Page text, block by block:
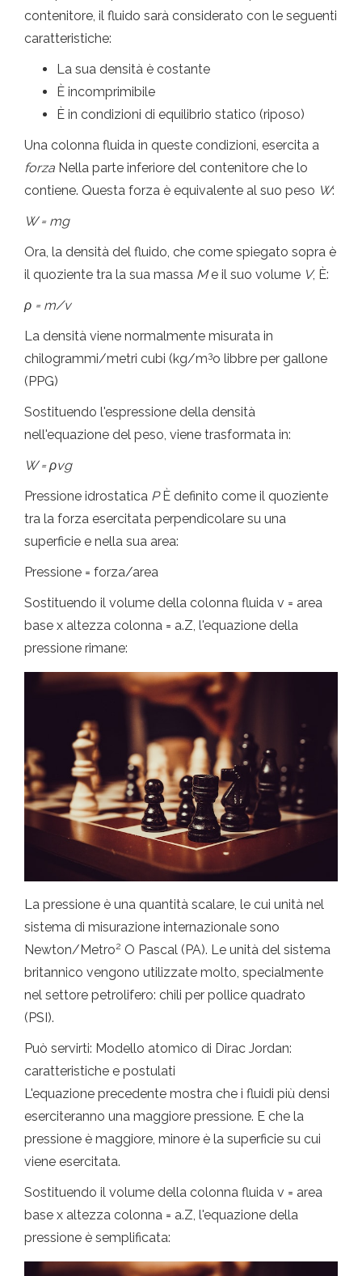
contenitore, il fluido sarà considerato con le seguenti
caratteristiche:
La sua densità è costante
È incomprimibile
È in condizioni di equilibrio statico (riposo)
Una colonna fluida in queste condizioni, esercita a
forza Nella parte inferiore del contenitore che lo
contiene. Questa forza è equivalente al suo peso W:
W = mg
Ora, la densità del fluido, che come spiegato sopra è
il quoziente tra la sua massa Me il suo volume V, È:
ρ = m/v
La densità viene normalmente misurata in
chilogrammi/metri cubi (kg/m3o libbre per gallone
(PPG)
Sostituendo l'espressione della densità
nell'equazione del peso, viene trasformata in:
W = ρvg
Pressione idrostatica PÈ definito come il quoziente
tra la forza esercitata perpendicolare su una
superficie e nella sua area:
Pressione = forza/area
Sostituendo il volume della colonna fluida v = area
base x altezza colonna = a.Z, l'equazione della
pressione rimane:
La pressione è una quantità scalare, le cui unità nel
sistema di misurazione internazionale sono
Newton/Metro2 O Pascal (PA). Le unità del sistema
britannico vengono utilizzate molto, specialmente
nel settore petrolifero: chili per pollice quadrato
(PSI).
Può servirti: Modello atomico di Dirac Jordan:
caratteristiche e postulati
L'equazione precedente mostra che i fluidi più densi
eserciteranno una maggiore pressione. E che la
pressione è maggiore, minore è la superficie su cui
viene esercitata.
Sostituendo il volume della colonna fluida v = area
base x altezza colonna = a.Z, l'equazione della
pressione è semplificata: